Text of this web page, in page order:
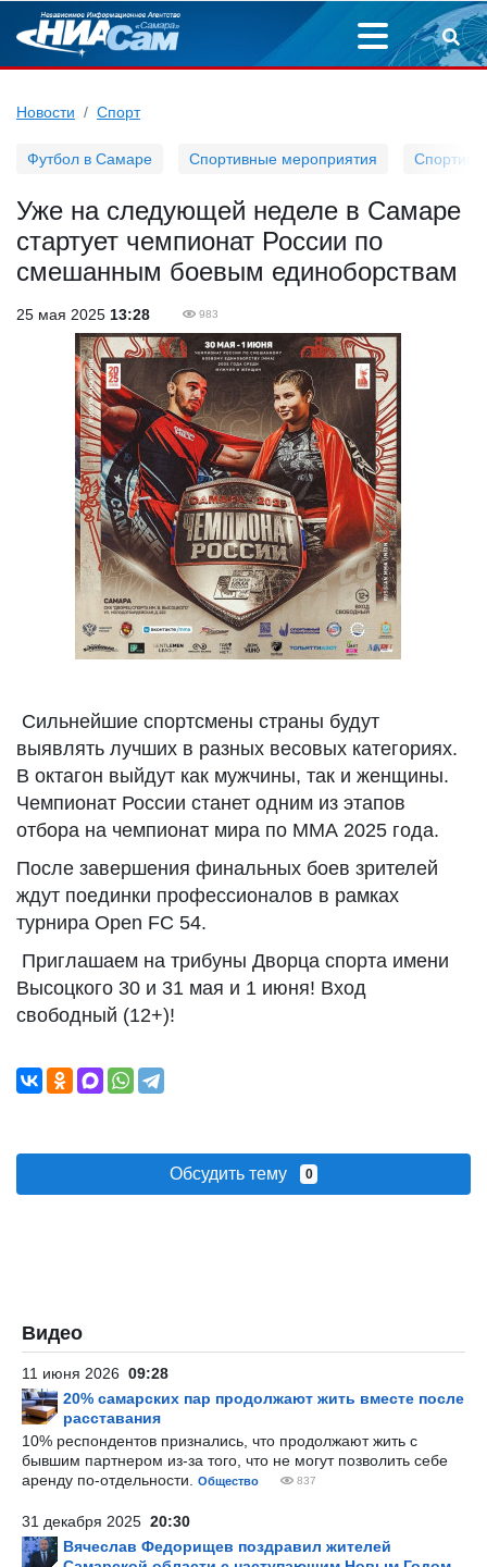
Новости Спорт
Футбол в Самаре Спортивные мероприятия
Уже на следующей неделе в Самаре
стартует чемпионат России по
смешанным боевым единоборствам
25 мая 2025 13:28 983
Сильнейшие спортсмены страны будут
выявлять лучших в разных весовых категориях.
В октагон выйдут как мужчины, так и женщины.
Чемпионат России станет одним из этапов
отбора на чемпионат мира по ММА 2025 года.
После завершения финальных боев зрителей
ждут поединки профессионалов в рамках
турнира Open FC 54.
Приглашаем на трибуны Дворца спорта имени
Высоцкого 30 и 31 мая и 1 июня! Вход
свободный (12+)!
Обсудить тему 0
Видео
11 июня 2026 09:28
20% самарских пар продолжают жить вместе после
расставания
10% респондентов признались, что продолжают жить с
бывшим партнером из-за того, что не могут позволить себе
аренду по-отдельности.
Общество 837
31 декабря 2025 20:30
Вячеслав Федорищев поздравил жителей